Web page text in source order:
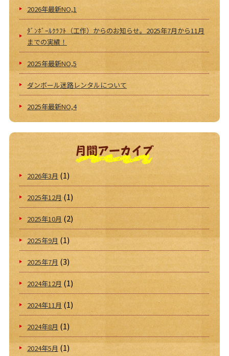
2026年最新NO,1
ﾀﾞﾝﾎﾞｰﾙｸﾗﾌﾄ（工作）からのお知らせ。2025年7月から11月
までの実績！
2025年最新NO,5
ダンボール迷路レンタルについて
2025年最新NO,4
月間アーカイブ
2026年3月(1)
2025年12月(1)
2025年10月 (2)
2025年9月(1)
2025年7月 (3)
2024年12月 (1)
2024年11月(1)
2024年8月 (1)
2024年5月(1)